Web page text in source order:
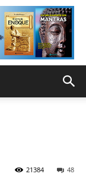
48
21384